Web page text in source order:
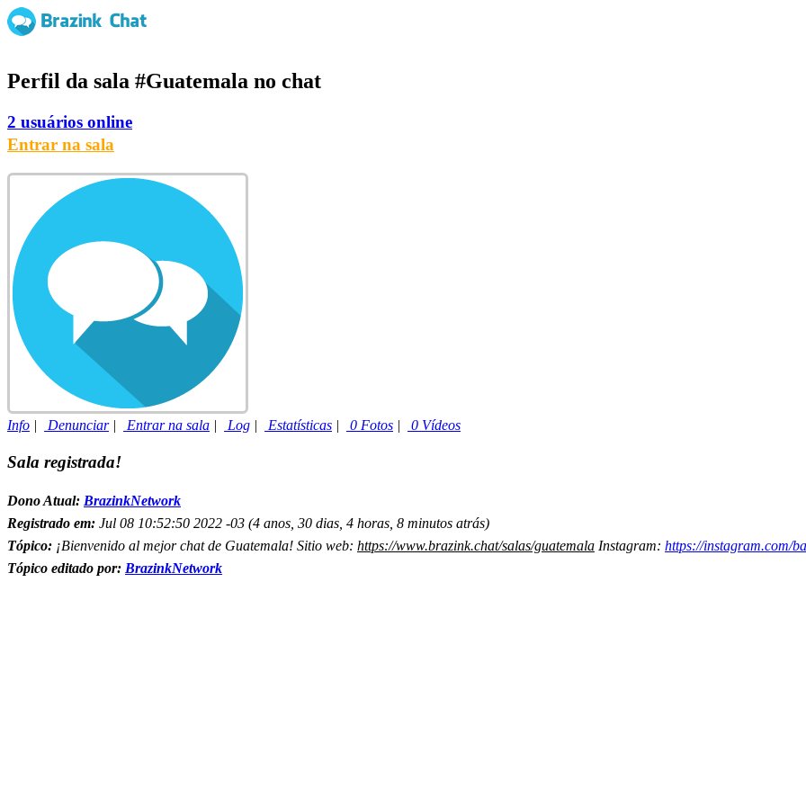
Perfil da sala #Guatemala no chat
2 usuários online
Entrar na sala
Info | Denunciar| Entrar na sala | Log | Estatísticas | 0 Fotos | 0 Vídeos
Sala registrada!
Dono Atual: BrazinkNetwork
Registrado em: Jul 08 10:52:50 2022 -03 (4 anos, 30 dias, 4 horas, 8 minutos atrás)
Tópico: ¡Bienvenido al mejor chat de Guatemala! Sitio web: https://www.brazink.chat/salas/guatemala Instagram: https://instagram.com/
Tópico editado por: BrazinkNetwork